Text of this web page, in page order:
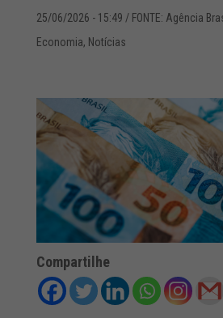
25/06/2026 - 15:49 / FONTE: Agência
Economia, Notícias
Compartilhe